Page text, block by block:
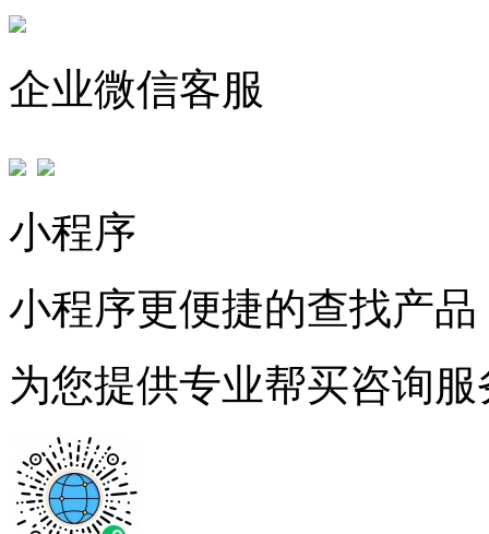
企业微信客服
小程序
小程序更便捷的查找产品
为您提供专业帮买咨询服